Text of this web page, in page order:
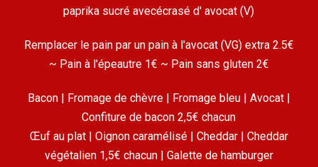
paprika sucré avecécrasé d' avocat (V)
Remplacer le pain par un pain à l'avocat (VG) extra 2.5€
~ Pain à l'épeautre 1€ ~ Pain sans gluten 2€
Bacon | Fromage de chèvre | Fromage bleu | Avocat |
Confiture de bacon 2,5€ chacun
Œuf au plat | Oignon caramélisé | Cheddar | Cheddar
végétalien 1,5€ chacun | Galette de hamburger